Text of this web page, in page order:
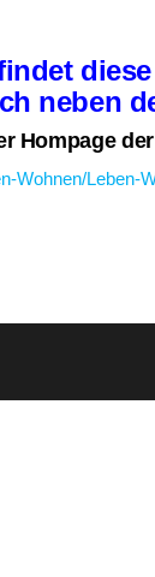
neben
Hompage
Wohnen/Leben-